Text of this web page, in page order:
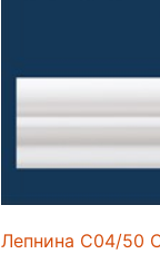
Лепнина C04/50